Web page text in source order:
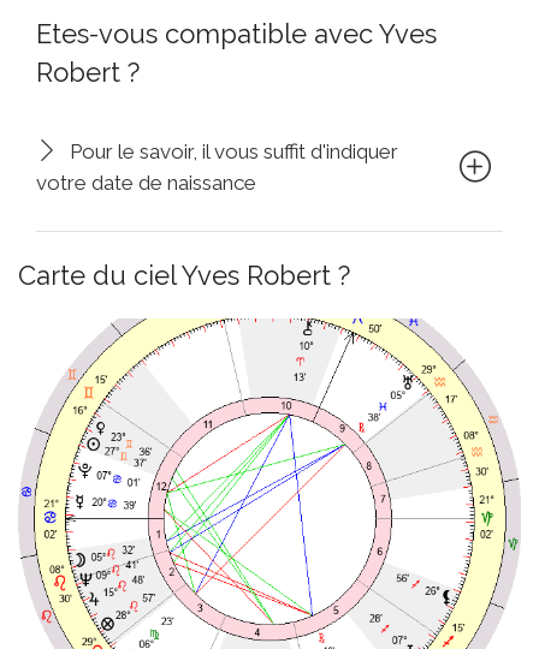
Etes-vous compatible avec Yves
Robert ?
Pour le savoir, il vous suffit d'indiquer
votre date de naissance
Carte du ciel Yves Robert ?